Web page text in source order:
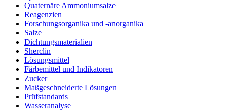
Quaternäre Ammoniumsalze
Reagenzien
Forschungsorganika und -anorganika
Salze
Dichtungsmaterialien
Sherclin
Lösungsmittel
Färbemittel und Indikatoren
Zucker
Maßgeschneiderte Lösungen
Prüfstandards
Wasseranalyse